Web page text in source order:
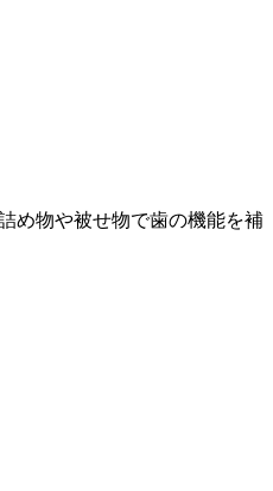
め物や被せ物で歯の機能を補